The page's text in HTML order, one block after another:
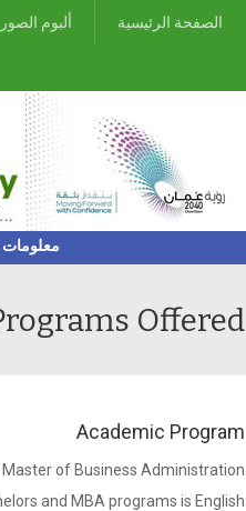
الصفحة الرئيسية ألبوم الصور
معلومات
Offered
Academic Program
of Business Administration
and MBA programs is English